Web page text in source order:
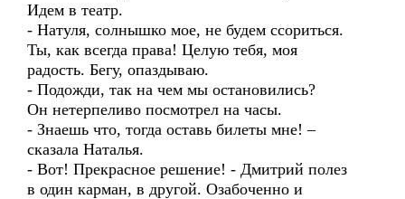
Идем в театр.
- Натуля, солнышко мое, не будем ссориться.
Ты, как всегда права! Целую тебя, моя
радость. Бегу, опаздываю.
- Подожди, так на чем мы остановились?
Он нетерпеливо посмотрел на часы.
- Знаешь что, тогда оставь билеты мне! –
сказала Наталья.
- Вот! Прекрасное решение! - Дмитрий полез
в один карман, в другой. Озабоченно и